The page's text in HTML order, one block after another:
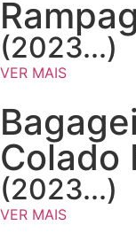
(2023...)
VER MAIS
Colado
(2023...)
VER MAIS